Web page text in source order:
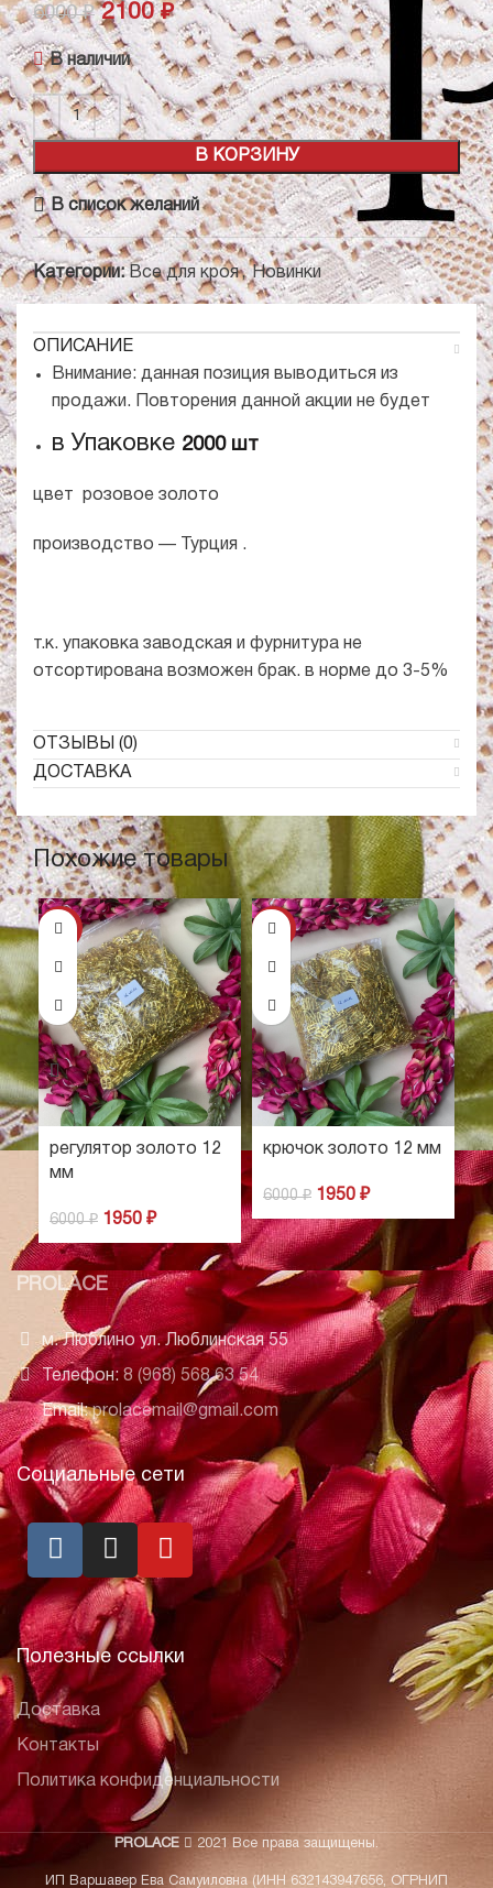
6000₽ 2100₽
В наличии
В КОРЗИНУ
В список желаний
Категории: Все для кроя, Новинки
ОПИСАНИЕ
Внимание: данная позиция выводиться из
продажи. Повторения данной акции не будет
в Упаковке 2000 шт
цвет розовое золото
производство — Турция .
т.к. упаковка заводская и фурнитура не
отсортирована возможен брак. в норме до 3-5%
ОТЗЫВЫ (0)
ДОСТАВКА
Похожие товары
регулятор золото 12
мм
6000₽ 1950 ₽
крючок золото 12 мм
6000₽ 1950 ₽
-
PROLACE
м. Люблино ул. Люблинская 55
Телефон: 8 (968) 568 63 54
Email:prolacemail@gmail.com
Социальные сети
Полезные ссылки
Доставка
Контакты
Политика конфиденциальности
PROLACE 2021 Все права защищены.
ИП Варшавер Ева Самуиловна (ИНН 632143947656, ОГРНИП